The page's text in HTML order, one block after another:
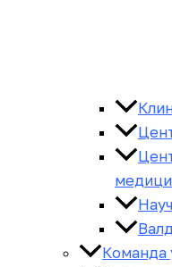
Команда